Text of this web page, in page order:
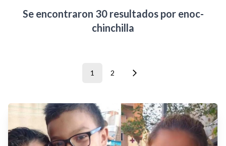
Se encontraron 30resultados por enoc-
chinchilla
1 2